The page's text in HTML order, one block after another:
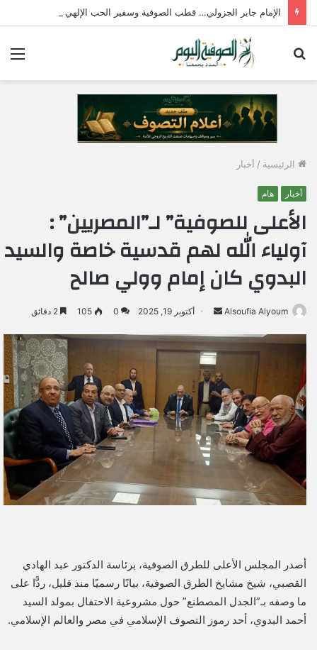
الإمام جابر الجزولي… قطب الصوفية وسفير الحب الإلهي في مصر
الرئيسية / أخبار
أخبار هام
الأعلى للصوفية” لـ”المصريين” :
آولياء الله لهم قدسية خاصة والسيد
البدوي كان إمام وولي صالح
Alsoufia Alyoum
ل
ب
ر
ي
د
ا
ك
ا
أكتوبر 19, 2025 0
105
أصدر المجلس الأعلى للطرق الصوفية، برئاسة الدكتور عبد الهادي
القصبي، شيخ مشايخ الطرق الصوفية، بيانًا رسميًا منذ قليل، ردًّا على
ما وصفه بـ”الجدل المصطنع” حول مشروعية الاحتفال بمولد السيد
أحمد البدوي، أحد رموز التصوف الإسلامي في مصر والعالم الإسلامي.